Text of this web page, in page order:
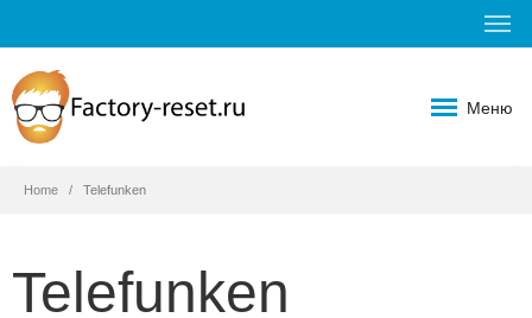
Меню
Home Telefunken
Telefunken